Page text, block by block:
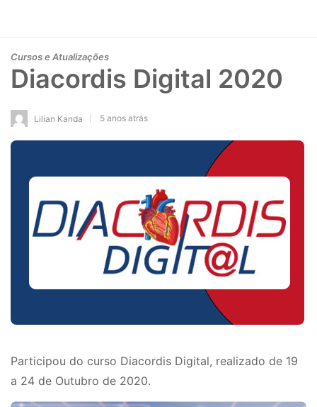
Cursos e Atualizações
Diacordis Digital 2020
Lilian Kanda 5 anos atrás
Participou do curso Diacordis Digital, realizado de 19
a 24 de Outubro de 2020.